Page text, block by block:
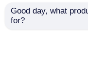
Good day, what
for?